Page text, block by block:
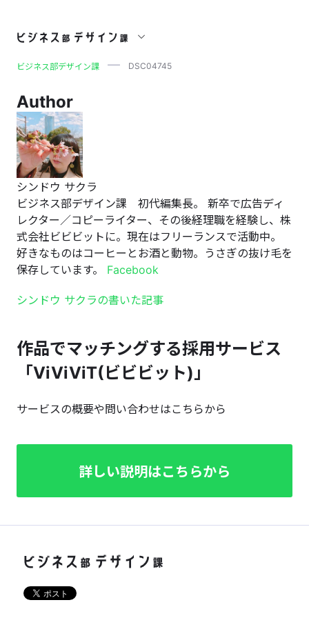
DSC04745
ビジネス部デザイン課 DSC04745
Author
シンドウ サクラ
ビジネス部デザイン課 初代編集長。 新卒で広告ディ
レクター／コピーライター、その後経理職を経験し、株
式会社ビビビットに。現在はフリーランスで活動中。
好きなものはコーヒーとお酒と動物。うさぎの抜け毛を
保存しています。 Facebook
シンドウ サクラの書いた記事
作品でマッチングする採用サービス
「ViViViT(ビビビット)」
サービスの概要や問い合わせはこちらから
詳しい説明はこちらから